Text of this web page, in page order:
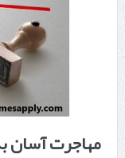
مهاجرت آسان